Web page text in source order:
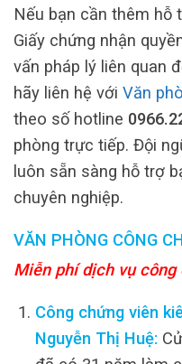
Nếu bạn cần thêm hỗ
Giấy chứng nhận
vấn pháp lý liên quan
hãy liên hệ với Văn
theo số hotline
phòng trực tiếp. Đội
luôn sẵn sàng hỗ trợ
chuyên nghiệp.
VĂN PHÒNG CÔNG
Miễn phí dịch vụ công
Công chứng viên
Nguyễn Thị Huệ: